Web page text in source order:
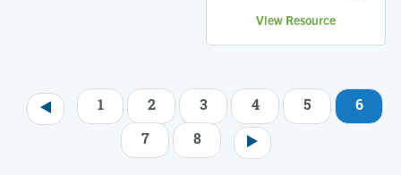
View Resource
Paginación 1 2 3 4 5
6
7
8